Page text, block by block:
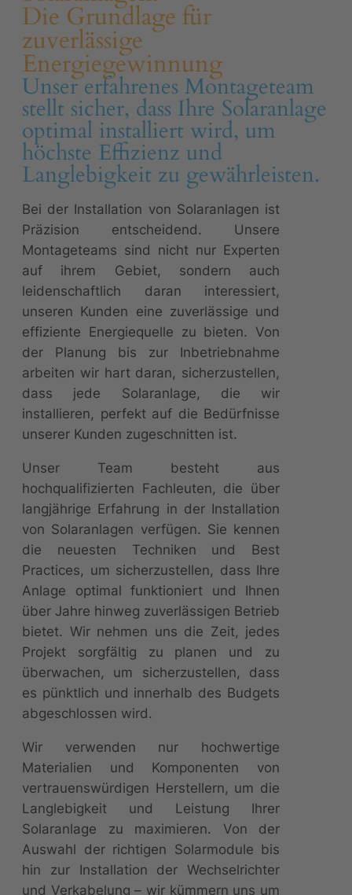
Die Grundlage für
zuverlässige
Energiegewinnung
Unser erfahrenes Montageteam
stellt sicher, dass Ihre Solaranlage
optimal installiert wird, um
höchste Effizienz und
Langlebigkeit zu gewährleisten.
Bei der Installation von Solaranlagen ist
Präzision entscheidend. Unsere
Montageteams sind nicht nur Experten
auf ihrem Gebiet, sondern auch
leidenschaftlich daran interessiert,
unseren Kunden eine zuverlässige und
effiziente Energiequelle zu bieten. Von
der Planung bis zur Inbetriebnahme
arbeiten wir hart daran, sicherzustellen,
dass jede Solaranlage, die wir
installieren, perfekt auf die Bedürfnisse
unserer Kunden zugeschnitten ist.
Unser Team besteht aus
hochqualifizierten Fachleuten, die über
langjährige Erfahrung in der Installation
von Solaranlagen verfügen. Sie kennen
die neuesten Techniken und Best
Practices, um sicherzustellen, dass Ihre
Anlage optimal funktioniert und Ihnen
über Jahre hinweg zuverlässigen Betrieb
bietet. Wir nehmen uns die Zeit, jedes
Projekt sorgfältig zu planen und zu
überwachen, um sicherzustellen, dass
es pünktlich und innerhalb des Budgets
abgeschlossen wird.
Wir verwenden nur hochwertige
Materialien und Komponenten von
vertrauenswürdigen Herstellern, um die
Langlebigkeit und Leistung Ihrer
Solaranlage zu maximieren. Von der
Auswahl der richtigen Solarmodule bis
hin zur Installation der Wechselrichter
und Verkabelung – wir kümmern uns um